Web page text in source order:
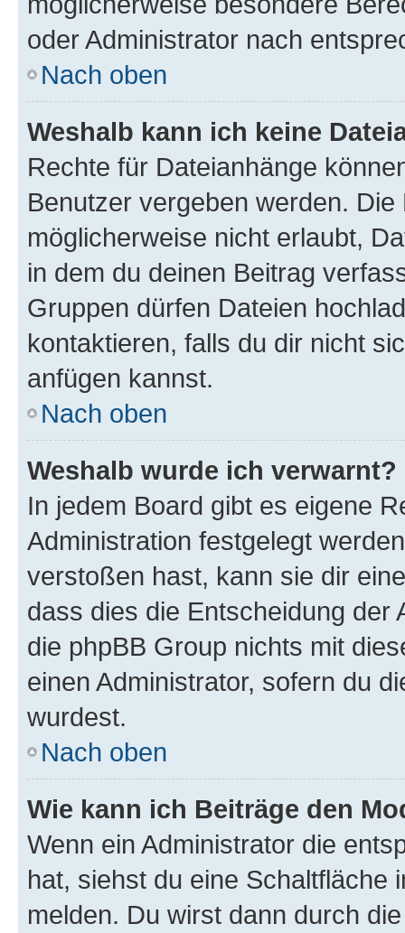
oder Administrator nach
Nach oben
Weshalb kann ich keine
Rechte für Dateianhänge
Benutzer vergeben werden.
möglicherweise nicht erlaubt,
in dem du deinen Beitrag
Gruppen dürfen Dateien
kontaktieren, falls du dir nicht
anfügen kannst.
Nach oben
Weshalb wurde ich verwarnt?
In jedem Board gibt es eigene
Administration festgelegt
verstoßen hast, kann sie dir
dass dies die Entscheidung der
die phpBB Group nichts mit
einen Administrator, sofern du
wurdest.
Nach oben
Wie kann ich Beiträge den
Wenn ein Administrator die
hat, siehst du eine Schaltfläche
melden. Du wirst dann durch